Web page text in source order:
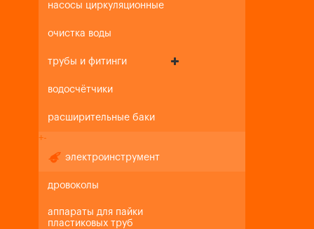
насосы циркуляционные
очистка воды
трубы и фитинги
водосчётчики
расширительные баки
+-
электроинструмент
дровоколы
аппараты для пайки
пластиковых труб